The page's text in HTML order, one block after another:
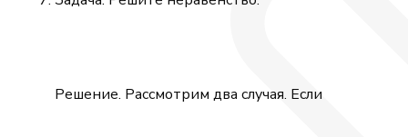
\left(-
Решение. Рассмотрим два случая. Если